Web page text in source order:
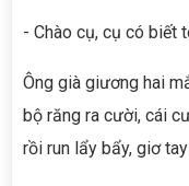
- Chào cụ, cụ có biết
Ông già giương hai
bộ răng ra cười, cái
rồi run lẩy bẩy, giơ